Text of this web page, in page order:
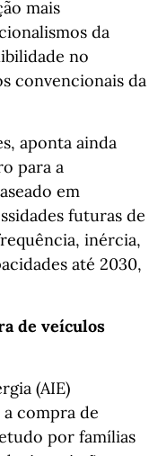
mais
da
no
convencionais da
aponta ainda
para a
em
futuras de
inércia,
até 2030,
de veículos
(AIE)
compra de
por famílias